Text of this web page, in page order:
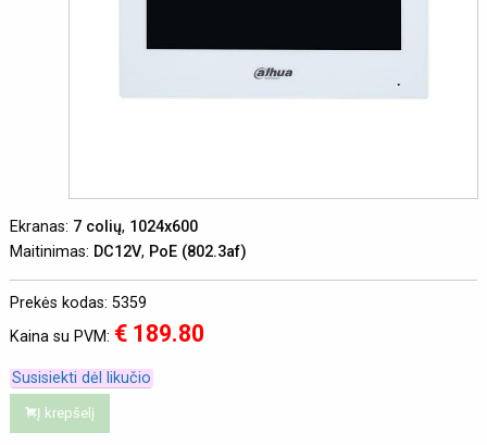
Ekranas: 7 colių, 1024x600
Maitinimas: DC12V, PoE (802.3af)
Prekės kodas: 5359
Kaina su PVM: € 189.80
Susisiekti dėl likučio
Į krepšelį